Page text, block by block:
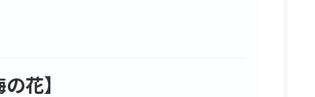
花】